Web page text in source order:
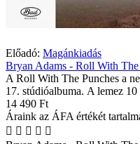
Előadó: Magánkiadás
Bryan Adams - Roll With
A Roll With The Punches a
17. stúdióalbuma. A lemez
14 490 Ft
Áraink az ÁFA értékét